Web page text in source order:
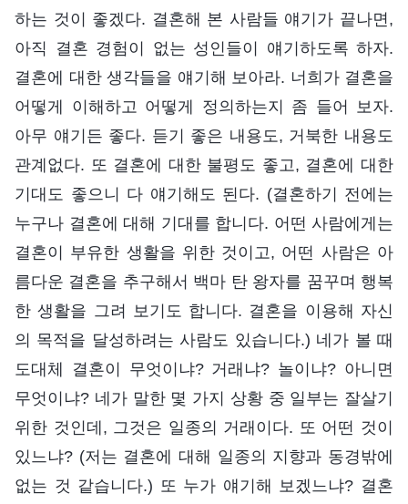
하는 것이 좋겠다. 결혼해 본 사람들 얘기가 끝나면,
아직 결혼 경험이 없는 성인들이 얘기하도록 하자.
결혼에 대한 생각들을 얘기해 보아라. 너희가 결혼을
어떻게 이해하고 어떻게 정의하는지 좀 들어 보자.
아무 얘기든 좋다. 듣기 좋은 내용도, 거북한 내용도
관계없다. 또 결혼에 대한 불평도 좋고, 결혼에 대한
기대도 좋으니 다 얘기해도 된다. (결혼하기 전에는
누구나 결혼에 대해 기대를 합니다. 어떤 사람에게는
결혼이 부유한 생활을 위한 것이고, 어떤 사람은 아
름다운 결혼을 추구해서 백마 탄 왕자를 꿈꾸며 행복
한 생활을 그려 보기도 합니다. 결혼을 이용해 자신
의 목적을 달성하려는 사람도 있습니다.) 네가 볼 때
도대체 결혼이 무엇이냐? 거래냐? 놀이냐? 아니면
무엇이냐? 네가 말한 몇 가지 상황 중 일부는 잘살기
위한 것인데, 그것은 일종의 거래이다. 또 어떤 것이
있느냐? (저는 결혼에 대해 일종의 지향과 동경밖에
없는 것 같습니다.) 또 누가 얘기해 보겠느냐? 결혼